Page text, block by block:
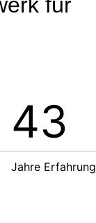
43
Jahre Erfahrung